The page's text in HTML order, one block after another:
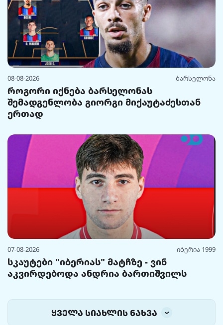
08-08-2026 ბარსელონა
როგორი იქნება ბარსელონას
შემადგენლობა გიორგი მიქაუტაძესთან
ერთად
07-08-2026 იბერია 1999
სკაუტები "იბერიას" მატჩზე - ვინ
აკვირდებოდა ანდრია ბართიშვილს
ყველა სიახლის ნახვა